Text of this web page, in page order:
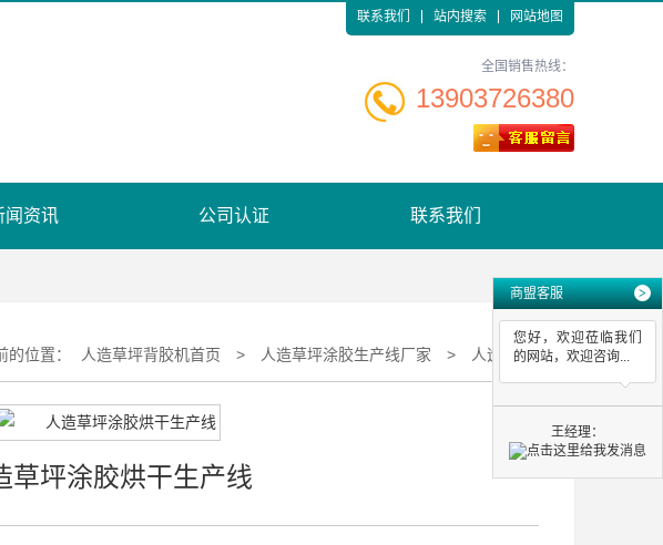
联系我们 站内搜索 网站地图
全国销售热线：
13903726380
闻资讯 公司认证 联系我们
的位置： 人造草坪背胶机首页 > 人造草坪涂胶生产线厂家 > 人造草坪涂胶烘干生产线
草坪涂胶烘干生产线
商盟客服 >
您好，欢迎莅临我们
的网站，欢迎咨询...
王经理：